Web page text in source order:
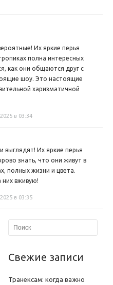
Их яркие перья
полна интересных
как они общаются друг с
шоу. Это настоящие
харизматичной
в 03:34
выглядят! Их яркие перья
знать, что они живут в
полных жизни и цвета.
них вживую!
в 03:35
Свежие записи
Транексам: когда важно